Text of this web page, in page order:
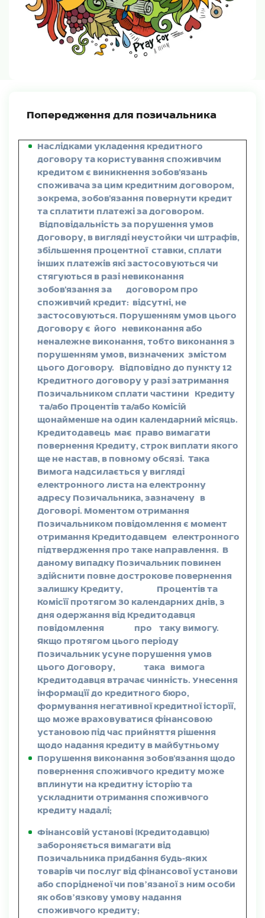
Попередження для позичальника
Наслідками укладення кредитного
договору та користування споживчим
кредитом є виникнення зобов’язань
споживача за цим кредитним договором,
зокрема, зобов’язання повернути кредит
та сплатити платежі за договором.
Відповідальність за порушення умов
Договору, в вигляді неустойки чи штрафів,
збільшення процентної ставки, сплати
інших платежів які застосовуються чи
стягуються в разі невиконання
зобов’язання за договором про
споживчий кредит: відсутні, не
застосовуються. Порушенням умов цього
Договору є його невиконання або
неналежне виконання, тобто виконання з
порушенням умов, визначених змістом
цього Договору.
Відповідно до пункту 12
Кредитного договору у разі затримання
Позичальником сплати частини Кредиту
та/або Процентів та/або Комісій
щонайменше на один календарний місяць.
Кредитодавець має право вимагати
повернення Кредиту, строк виплати якого
ще не настав, в повному обсязі. Така
Вимога надсилається у вигляді
електронного листа на електронну
адресу Позичальника, зазначену в
Договорі. Моментом отримання
Позичальником повідомлення є момент
отримання Кредитодавцем електронного
підтвердження про таке направлення.
В
даному випадку Позичальник повинен
здійснити повне дострокове повернення
залишку Кредиту, Процентів та
Комісії протягом 30 календарних днів, з
дня одержання від Кредитодавця
повідомлення про таку вимогу.
Якщо протягом цього періоду
Позичальник усуне порушення умов
цього Договору, така вимога
Кредитодавця втрачає чинність. Унесення
інформації до кредитного бюро,
формування негативної кредитної історії,
що може враховуватися фінансовою
установою під час прийняття рішення
щодо надання кредиту в майбутньому
Порушення виконання зобов’язання щодо
повернення споживчого кредиту може
вплинути на кредитну історію та
ускладнити отримання споживчого
кредиту надалі;
Фінансовій установі (Кредитодавцю)
забороняється вимагати від
Позичальника придбання будь-яких
товарів чи послуг від фінансової установи
або спорідненої чи повʼязаної з ним особи
як обовʼязкову умову надання
споживчого кредиту;